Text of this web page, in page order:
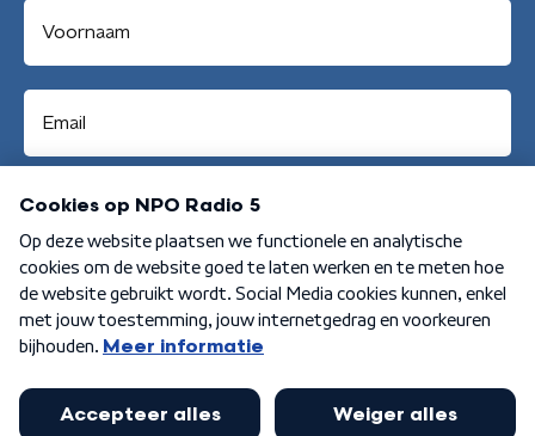
Aanmelden
Algemene voorwaarden